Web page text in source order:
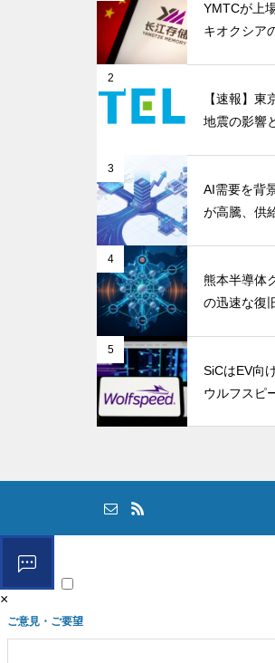
YMTCが上
キオクシア
2
【速報】東
地震の影響
3
AI需要を背
が高騰、供
4
熊本半導体
の迅速な復
5
SiCはEV向
ウルフスピ
×